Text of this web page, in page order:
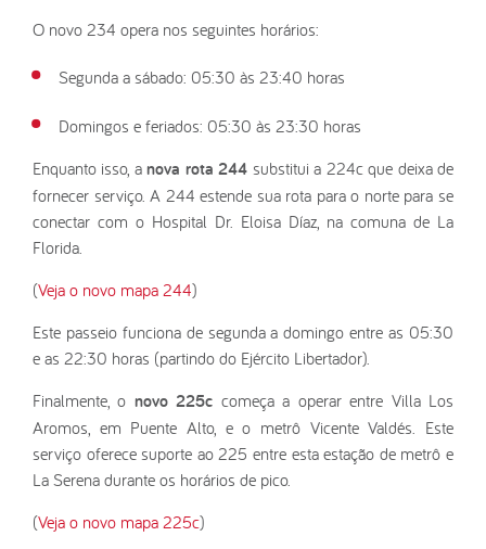
O novo 234 opera nos seguintes horários:
Segunda a sábado: 05:30 às 23:40 horas
Domingos e feriados: 05:30 às 23:30 horas
Enquanto isso, anova rota 244 substitui a 224c que deixa de
fornecer serviço. A 244 estende sua rota para o norte para se
conectar com o Hospital Dr. Eloisa Díaz, na comuna de La
Florida.
(Veja o novo mapa 244)
Este passeio funciona de segunda a domingo entre as 05:30
e as 22:30 horas (partindo do Ejército Libertador).
Finalmente, o novo 225c começa a operar entre Villa Los
Aromos, em Puente Alto, e o metrô Vicente Valdés. Este
serviço oferece suporte ao 225 entre esta estação de metrô e
La Serena durante os horários de pico.
(Veja o novo mapa 225c)